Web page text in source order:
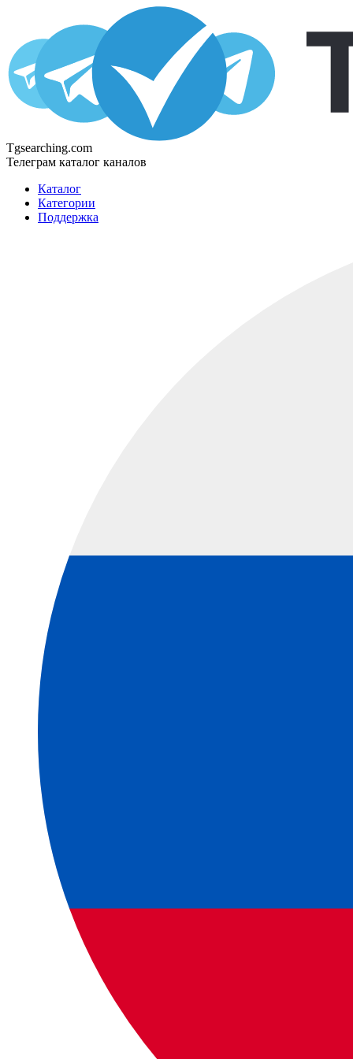
Tgsearching.com
Телеграм каталог каналов
Каталог
Категории
Поддержка